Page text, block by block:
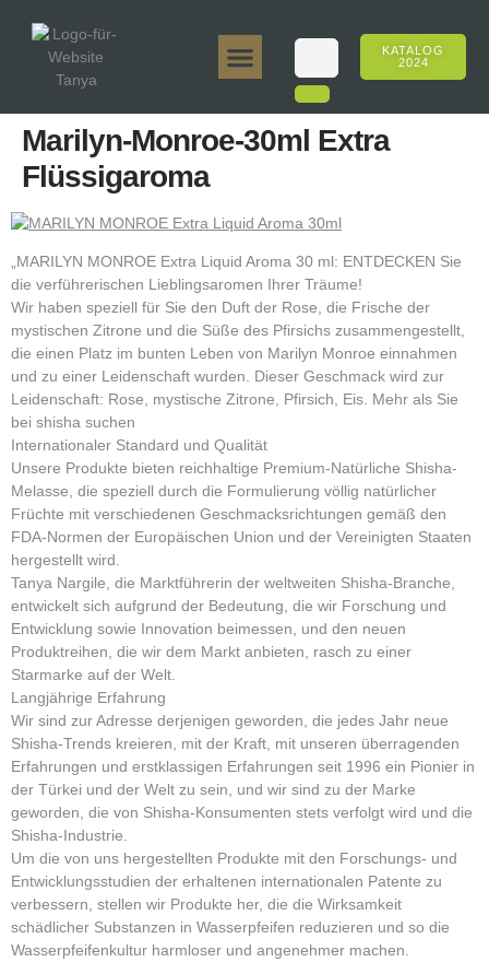
KATALOG
2024
Marilyn-Monroe-30ml Extra
Flüssigaroma
„MARILYN MONROE Extra Liquid Aroma 30 ml: ENTDECKEN Sie
die verführerischen Lieblingsaromen Ihrer Träume!
Wir haben speziell für Sie den Duft der Rose, die Frische der
mystischen Zitrone und die Süße des Pfirsichs zusammengestellt,
die einen Platz im bunten Leben von Marilyn Monroe einnahmen
und zu einer Leidenschaft wurden. Dieser Geschmack wird zur
Leidenschaft: Rose, mystische Zitrone, Pfirsich, Eis. Mehr als Sie
bei shisha suchen
Internationaler Standard und Qualität
Unsere Produkte bieten reichhaltige Premium-Natürliche Shisha-
Melasse, die speziell durch die Formulierung völlig natürlicher
Früchte mit verschiedenen Geschmacksrichtungen gemäß den
FDA-Normen der Europäischen Union und der Vereinigten Staaten
hergestellt wird.
Tanya Nargile, die Marktführerin der weltweiten Shisha-Branche,
entwickelt sich aufgrund der Bedeutung, die wir Forschung und
Entwicklung sowie Innovation beimessen, und den neuen
Produktreihen, die wir dem Markt anbieten, rasch zu einer
Starmarke auf der Welt.
Langjährige Erfahrung
Wir sind zur Adresse derjenigen geworden, die jedes Jahr neue
Shisha-Trends kreieren, mit der Kraft, mit unseren überragenden
Erfahrungen und erstklassigen Erfahrungen seit 1996 ein Pionier in
der Türkei und der Welt zu sein, und wir sind zu der Marke
geworden, die von Shisha-Konsumenten stets verfolgt wird und die
Shisha-Industrie.
Um die von uns hergestellten Produkte mit den Forschungs- und
Entwicklungsstudien der erhaltenen internationalen Patente zu
verbessern, stellen wir Produkte her, die die Wirksamkeit
schädlicher Substanzen in Wasserpfeifen reduzieren und so die
Wasserpfeifenkultur harmloser und angenehmer machen.